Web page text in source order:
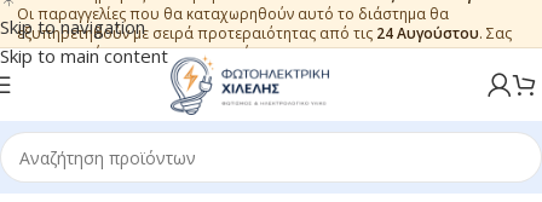
Skip to navigation
Skip to main content
Οι παραγγελίες που θα καταχωρηθούν αυτό το διάστημα θα
εξυπηρετηθούν με σειρά προτεραιότητας από τις 24 Αυγούστου. Σας
ευχαριστούμε για την εμπιστοσύνη.